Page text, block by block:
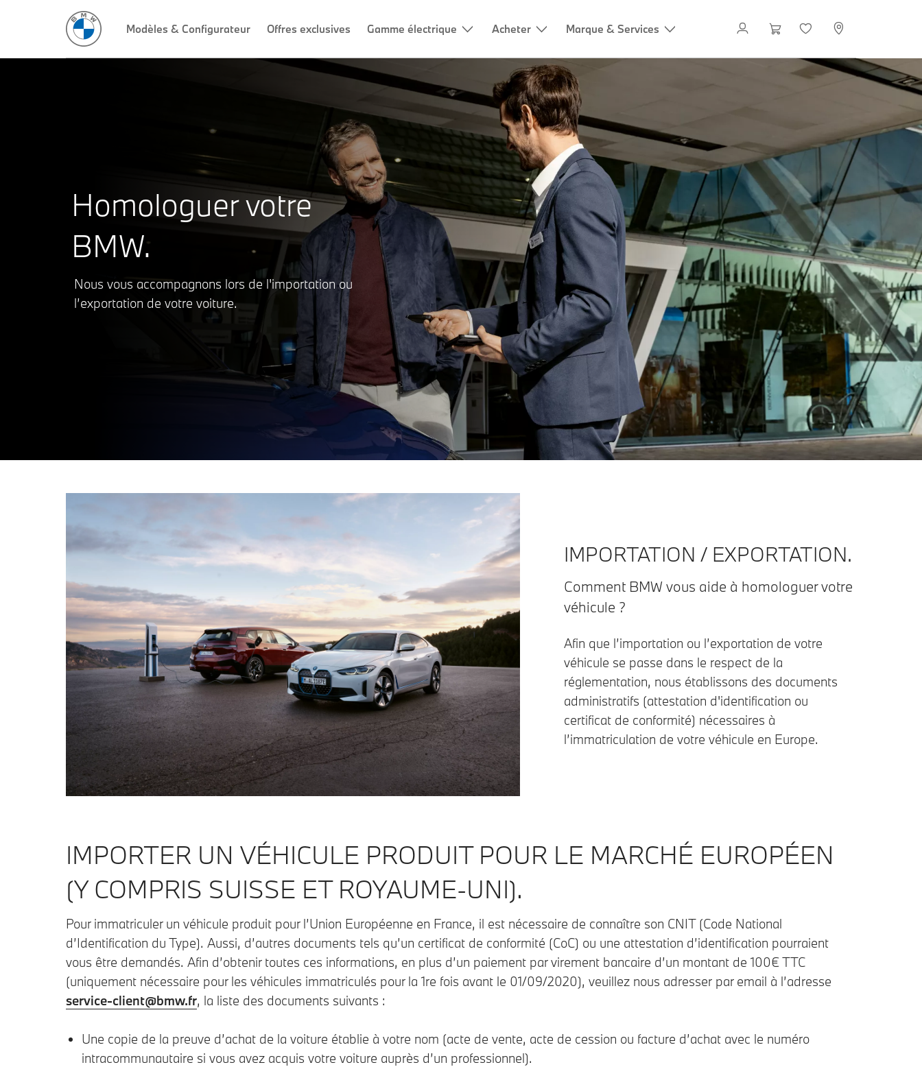
Modèles & Configurateur Offres exclusives Gamme électrique Acheter Marque & Services
Homologuer votre
BMW.
Nous vous accompagnons lors de l'importation ou
l’exportation de votre voiture.
IMPORTATION / EXPORTATION.
Comment BMW vous aide à homologuer votre
véhicule ?
Afin que l’importation ou l’exportation de votre
véhicule se passe dans le respect de la
réglementation, nous établissons des documents
administratifs (attestation d'identification ou
certificat de conformité) nécessaires à
l’immatriculation de votre véhicule en Europe.
IMPORTER UN VÉHICULE PRODUIT POUR LE MARCHÉ EUROPÉEN
(Y COMPRIS SUISSE ET ROYAUME-UNI).
Pour immatriculer un véhicule produit pour l’Union Européenne en France, il est nécessaire de connaître son CNIT (Code National
d’Identification du Type). Aussi, d’autres documents tels qu’un certificat de conformité (CoC) ou une attestation d’identification pourraient
vous être demandés. Afin d’obtenir toutes ces informations, en plus d’un paiement par virement bancaire d’un montant de 100€ TTC
(uniquement nécessaire pour les véhicules immatriculés pour la 1re fois avant le 01/09/2020), veuillez nous adresser par email à l’adresse
service-client@bmw.fr, la liste des documents suivants :
Une copie de la preuve d’achat de la voiture établie à votre nom (acte de vente, acte de cession ou facture d’achat avec le numéro
intracommunautaire si vous avez acquis votre voiture auprès d’un professionnel).